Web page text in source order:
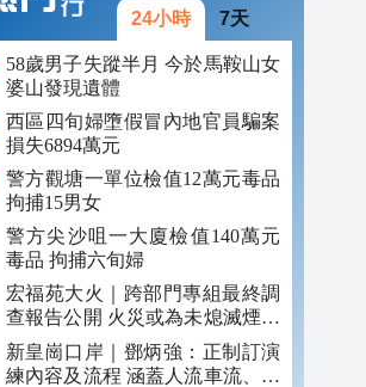
24小時 7天
58歲男子失蹤半月 今於馬鞍山女
婆山發現遺體
西區四旬婦墮假冒內地官員騙案
損失6894萬元
警方觀塘一單位檢值12萬元毒品
拘捕15男女
警方尖沙咀一大廈檢值140萬元
毒品 拘捕六旬婦
宏福苑大火｜跨部門專組最終調
查報告公開 火災或為未熄滅煙頭
引發
新皇崗口岸｜鄧炳強：正制訂演
練內容及流程 涵蓋人流車流、緊